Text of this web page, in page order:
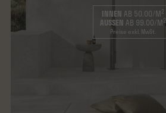
INNEN AB 50.00/M2
AUSSENAB 99.00/M2
Preise exkl. MwSt.